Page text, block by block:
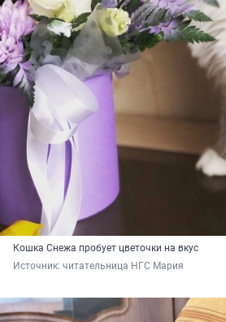
Кошка Снежа пробует цветочки на вкус
Источник: читательница НГС Мария